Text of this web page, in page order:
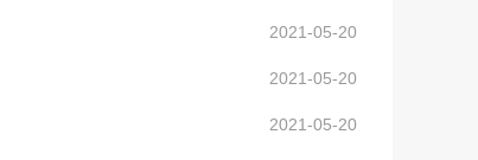
2021-05-20
2021-05-20
2021-05-20